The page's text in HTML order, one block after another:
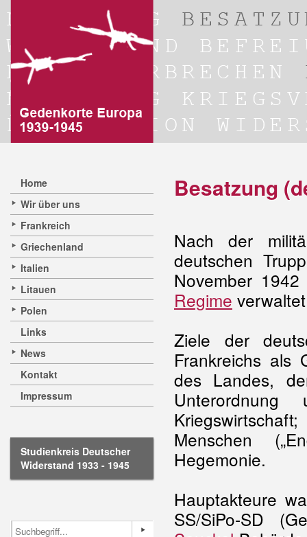
Home
Wir über uns
Frankreich
Griechenland
Italien
Litauen
Polen
Links
News
Kontakt
Impressum
Studienkreis Deutscher
Widerstand 1933 - 1945
Besatzung
Nach der
deutschen
November
Regime
Ziele der
Frankreichs als
des Landes,
Menschen
Hegemonie.
Hauptakteure
SS/SiPo-SD